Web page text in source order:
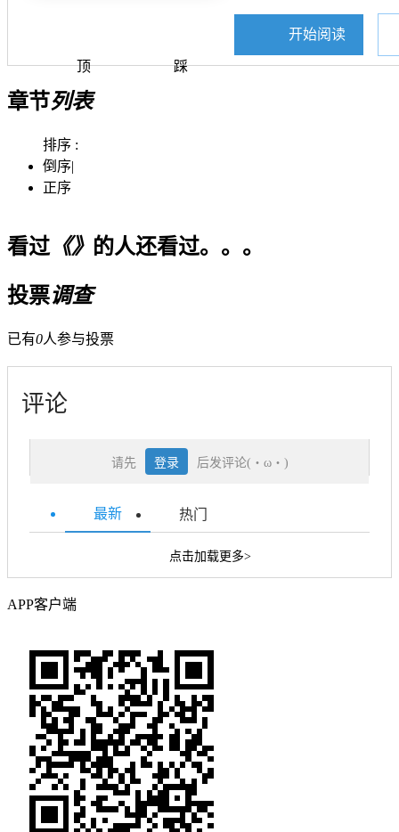
顶 踩
开始阅读
章节列表
排序 :
倒序|
正序
看过《》 的人还看过。。。
投票调查
已有0人参与投票
评论
请先 登录 后发评论(・ω・)
最新 热门
点击加载更多>
APP客户端